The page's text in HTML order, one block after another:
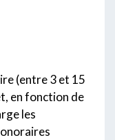
(entre 3 et 15
en fonction de
les